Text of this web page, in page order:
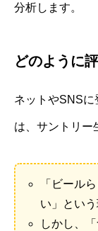
分析します。
どのように
ネットやSNS
は、サントリー
「ビール
い」とい
しかし、